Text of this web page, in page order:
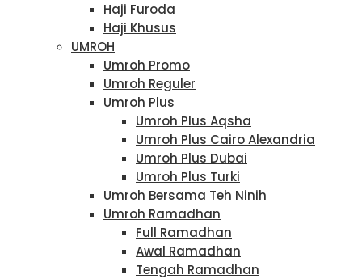
Haji Furoda
Haji Khusus
UMROH
Umroh Promo
Umroh Reguler
Umroh Plus
Umroh Plus Aqsha
Umroh Plus Cairo Alexandria
Umroh Plus Dubai
Umroh Plus Turki
Umroh Bersama Teh Ninih
Umroh Ramadhan
Full Ramadhan
Awal Ramadhan
Tengah Ramadhan